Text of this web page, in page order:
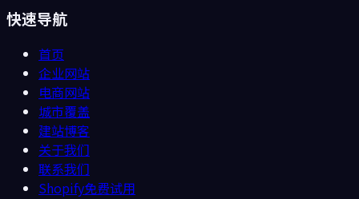
快速导航
首页
企业网站
电商网站
城市覆盖
建站博客
关于我们
联系我们
Shopify免费试用